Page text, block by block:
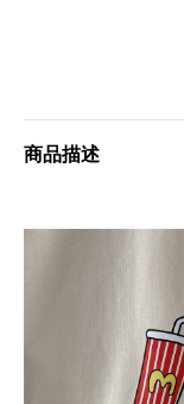
商品描述